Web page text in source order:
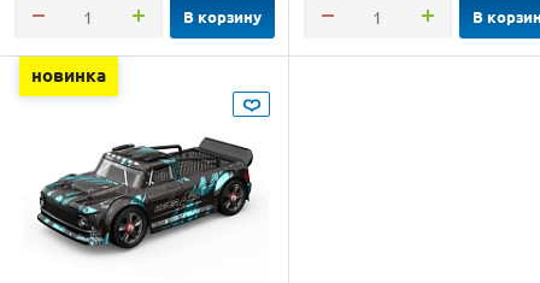
В корзину В
новинка